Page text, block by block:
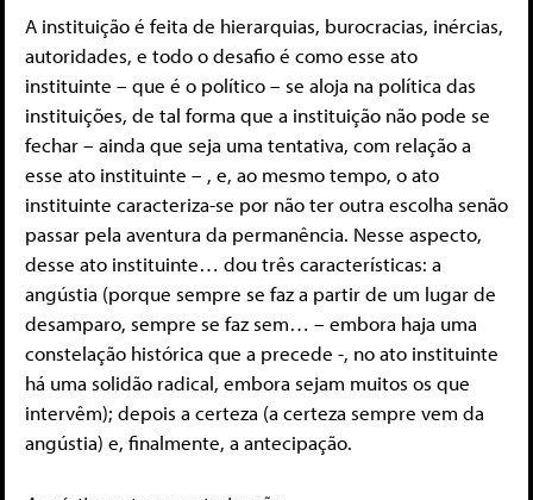
A instituição é feita de hierarquias, burocracias, inércias,
autoridades, e todo o desafio é como esse ato
instituinte – que é o político – se aloja na política das
instituições, de tal forma que a instituição não pode se
fechar – ainda que seja uma tentativa, com relação a
esse ato instituinte – , e, ao mesmo tempo, o ato
instituinte caracteriza-se por não ter outra escolha senão
passar pela aventura da permanência. Nesse aspecto,
desse ato instituinte… dou três características: a
angústia (porque sempre se faz a partir de um lugar de
desamparo, sempre se faz sem… – embora haja uma
constelação histórica que a precede -, no ato instituinte
há uma solidão radical, embora sejam muitos os que
intervêm); depois a certeza (a certeza sempre vem da
angústia) e, finalmente, a antecipação.